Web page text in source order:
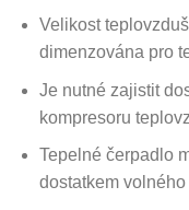
Velikost
dimenzována pro
Je nutné zajistit
kompresoru
Tepelné čerpadlo
dostatkem